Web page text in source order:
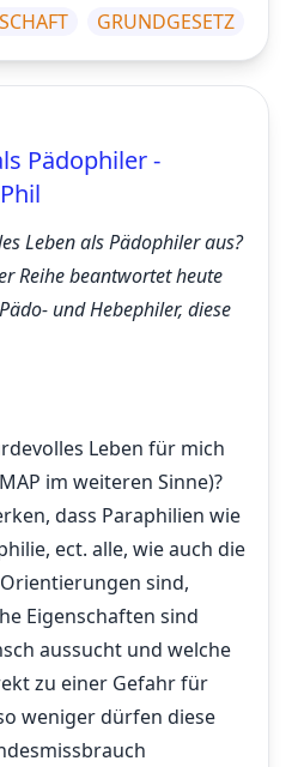
GRUNDGESETZ
Pädophiler -
Leben als Pädophiler aus?
Reihe beantwortet heute
und Hebephiler, diese
Leben für mich
im weiteren Sinne)?
dass Paraphilien wie
ect. alle, wie auch die
sind,
Eigenschaften sind
aussucht und welche
zu einer Gefahr für
weniger dürfen diese